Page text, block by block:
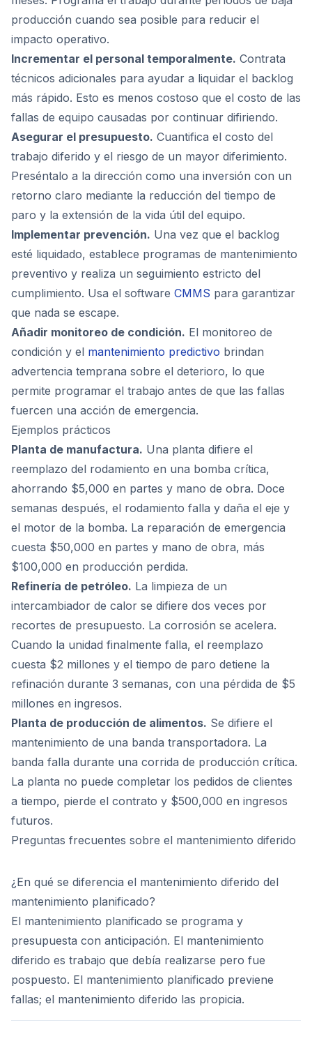
producción cuando sea posible para reducir el
impacto operativo.
Incrementar el personal temporalmente. Contrata
técnicos adicionales para ayudar a liquidar el backlog
más rápido. Esto es menos costoso que el costo de las
fallas de equipo causadas por continuar difiriendo.
Asegurar el presupuesto. Cuantifica el costo del
trabajo diferido y el riesgo de un mayor diferimiento.
Preséntalo a la dirección como una inversión con un
retorno claro mediante la reducción del tiempo de
paro y la extensión de la vida útil del equipo.
Implementar prevención. Una vez que el backlog
esté liquidado, establece programas de mantenimiento
preventivo y realiza un seguimiento estricto del
cumplimiento. Usa el software CMMS para garantizar
que nada se escape.
Añadir monitoreo de condición. El monitoreo de
condición y el mantenimiento predictivo brindan
advertencia temprana sobre el deterioro, lo que
permite programar el trabajo antes de que las fallas
fuercen una acción de emergencia.
Ejemplos prácticos
Planta de manufactura. Una planta difiere el
reemplazo del rodamiento en una bomba crítica,
ahorrando $5,000 en partes y mano de obra. Doce
semanas después, el rodamiento falla y daña el eje y
el motor de la bomba. La reparación de emergencia
cuesta $50,000 en partes y mano de obra, más
$100,000 en producción perdida.
Refinería de petróleo. La limpieza de un
intercambiador de calor se difiere dos veces por
recortes de presupuesto. La corrosión se acelera.
Cuando la unidad finalmente falla, el reemplazo
cuesta $2 millones y el tiempo de paro detiene la
refinación durante 3 semanas, con una pérdida de $5
millones en ingresos.
Planta de producción de alimentos. Se difiere el
mantenimiento de una banda transportadora. La
banda falla durante una corrida de producción crítica.
La planta no puede completar los pedidos de clientes
a tiempo, pierde el contrato y $500,000 en ingresos
futuros.
Preguntas frecuentes sobre el mantenimiento diferido
¿En qué se diferencia el mantenimiento diferido del
mantenimiento planificado?
El mantenimiento planificado se programa y
presupuesta con anticipación. El mantenimiento
diferido es trabajo que debía realizarse pero fue
pospuesto. El mantenimiento planificado previene
fallas; el mantenimiento diferido las propicia.